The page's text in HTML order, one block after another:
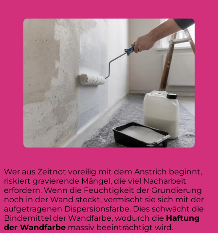
Wer aus Zeitnot voreilig mit dem Anstrich beginnt,
riskiert gravierende Mängel, die viel Nacharbeit
erfordern. Wenn die Feuchtigkeit der Grundierung
noch in der Wand steckt, vermischt sie sich mit der
aufgetragenen Dispersionsfarbe. Dies schwächt die
Bindemittel der Wandfarbe, wodurch die Haftung
der Wandfarbe massiv beeinträchtigt wird.